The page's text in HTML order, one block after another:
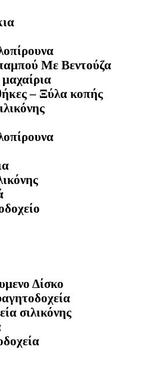
Με Βεντούζα
– Ξύλα κοπής
Δίσκο
σιλικόνης